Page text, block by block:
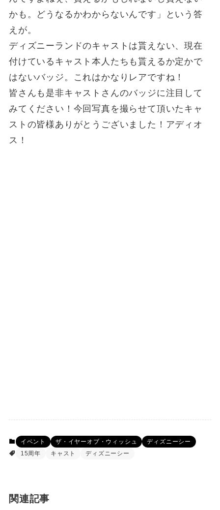
かも。どうなるかわからないんです」という答
えが。
ディズニーランドのキャストは貰えない、現在
付けているキャスト本人たちも貰えるか定かで
はないバッジ。これはかなりレアですね！
皆さんも是非キャストさんのバッジに注目して
みてください！今回写真を撮らせて頂いたキャ
ストの皆様ありがとうございました！アディオ
ス！
イベント ザ・イヤーオブ・ウィッシュ
ディズニーシー
15周年
キャスト ディズニーシー
関連記事